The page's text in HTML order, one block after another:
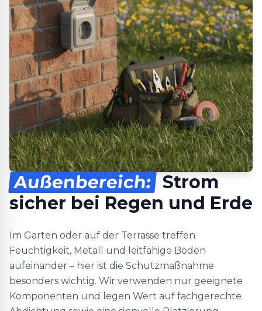
Außenbereich: Strom
sicher bei Regen und Erde
Im Garten oder auf der Terrasse treffen
Feuchtigkeit, Metall und leitfähige Böden
aufeinander – hier ist die Schutzmaßnahme
besonders wichtig. Wir verwenden nur geeignete
Komponenten und legen Wert auf fachgerechte